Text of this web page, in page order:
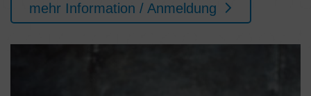
mehr Information / Anmeldung